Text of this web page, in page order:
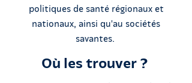
politiques de santé régionaux et
nationaux, ainsi qu'au sociétés
savantes.
Où les trouver ?